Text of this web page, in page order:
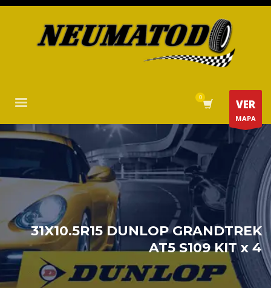
VER
MAPA
31X10.5R15 DUNLOP GRANDTREK
AT5 S109 KIT x 4